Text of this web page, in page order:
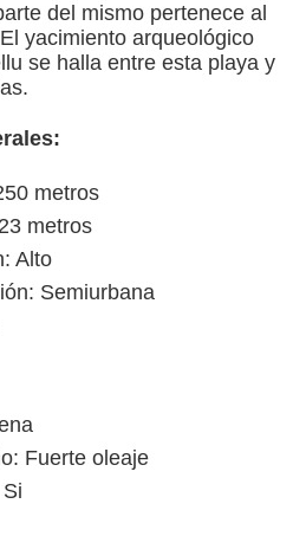
del mismo pertenece al
yacimiento arqueológico
se halla entre esta playa y
metros
metros
Alto
Semiurbana
Fuerte oleaje